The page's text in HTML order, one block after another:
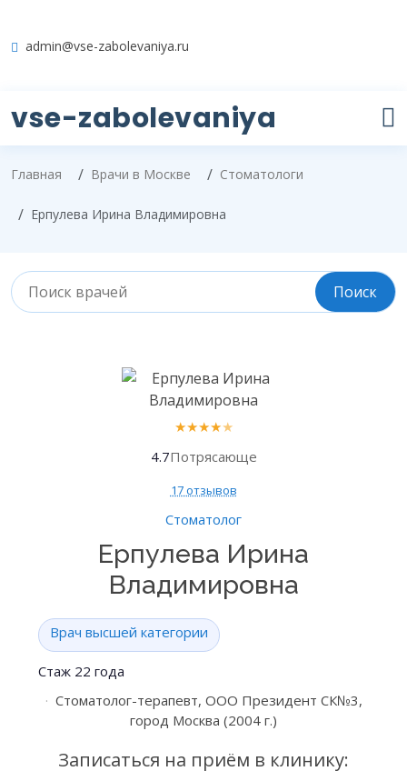
admin@vse-zabolevaniya.ru
vse-zabolevaniya
Главная Врачи в Москве Стоматологи
Ерпулева Ирина Владимировна
★★★★★
4.7Потрясающе
17 отзывов
Стоматолог
Ерпулева Ирина
Владимировна
Врач высшей категории
Стаж 22 года
Стоматолог-терапевт, ООО Президент СК№3,
город Москва (2004 г.)
Записаться на приём в клинику: